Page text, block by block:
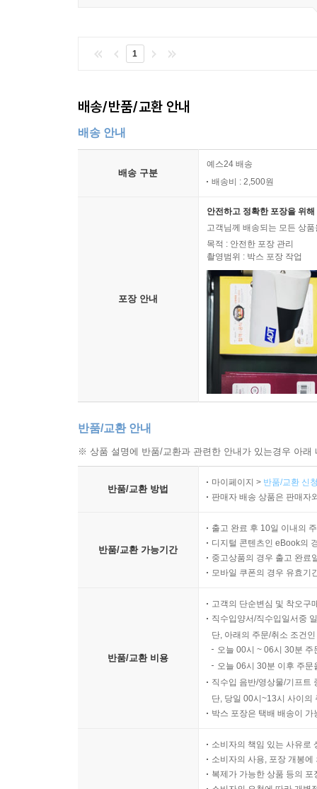
1
배송/반품/교환 안내
배송 안내
배송 구분
예스24 배송
배송비 : 2,500원
포장 안내
안전하고 정확한 포장을 위
고객님께 배송되는 모든 상
목적 : 안전한 포장 관리
촬영범위 : 박스 포장 작업
반품/교환 안내
※ 상품 설명에 반품/교환과 관련한 안내가 있는경우 아
반품/교환 방법
마이페이지 > 반품/교환 신
판매자 배송 상품은 판매자
반품/교환 가능기간
출고 완료 후 10일 이내의
디지털 콘텐츠인 eBook의
중고상품의 경우 출고 완료
모바일 쿠폰의 경우 유효기
반품/교환 비용
고객의 단순변심 및 착오구
직수입양서/직수입일서중
단, 아래의 주문/취소 조건
오늘 00시 ~ 06시 30분
오늘 06시 30분 이후 주
직수입 음반/영상물/기프트
단, 당일 00시~13시 사이의
박스 포장은 택배 배송이
소비자의 책임 있는 사유로
소비자의 사용, 포장 개봉
복제가 가능한 상품 등의